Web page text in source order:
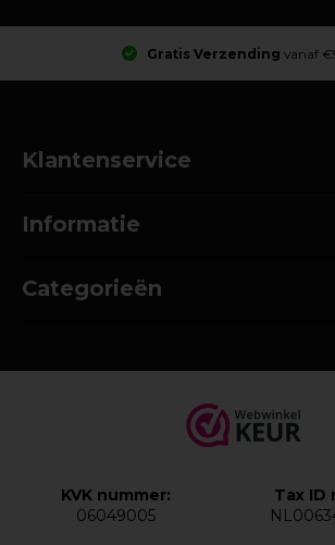
Gratis Verzending vanaf
Klantenservice
Informatie
Categorieën
KVK nummer:
06049005
Tax ID